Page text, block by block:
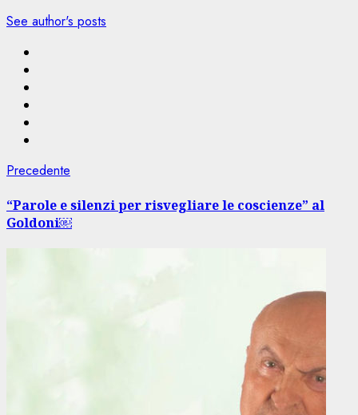
See author's posts
Navigazione
articolo
Precedente
“Parole e silenzi per risvegliare le coscienze” al
Goldoni￼